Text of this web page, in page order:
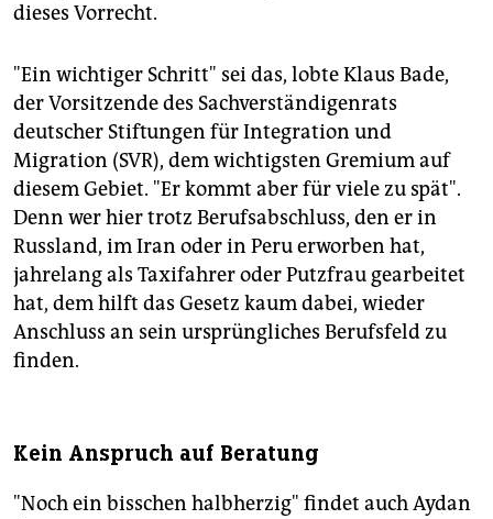
dieses Vorrecht.
"Ein wichtiger Schritt" sei das, lobte Klaus Bade,
der Vorsitzende des Sachverständigenrats
deutscher Stiftungen für Integration und
Migration (SVR), dem wichtigsten Gremium auf
diesem Gebiet. "Er kommt aber für viele zu spät".
Denn wer hier trotz Berufsabschluss, den er in
Russland, im Iran oder in Peru erworben hat,
jahrelang als Taxifahrer oder Putzfrau gearbeitet
hat, dem hilft das Gesetz kaum dabei, wieder
Anschluss an sein ursprüngliches Berufsfeld zu
finden.
Kein Anspruch auf Beratung
"Noch ein bisschen halbherzig" findet auch Aydan